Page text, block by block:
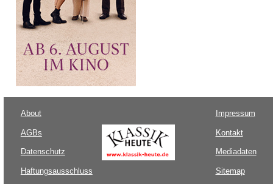
About
AGBs
Datenschutz
Haftungsausschluss
Impressum
Kontakt
Mediadaten
Sitemap